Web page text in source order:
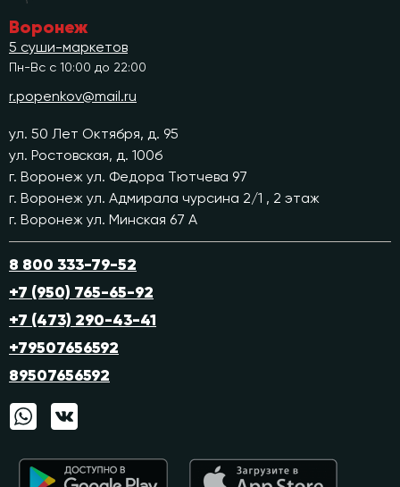
Воронеж
5 суши-маркетов
Пн-Вс с 10:00 до 22:00
r.popenkov@mail.ru
ул. 50 Лет Октября, д. 95
ул. Ростовская, д. 100б
г. Воронеж ул. Федора Тютчева 97
г. Воронеж ул. Адмирала чурсина 2/1 , 2 этаж
г. Воронеж ул. Минская 67 А
8 800 333-79-52
+7 (950) 765-65-92
+7 (473) 290-43-41
+79507656592
89507656592